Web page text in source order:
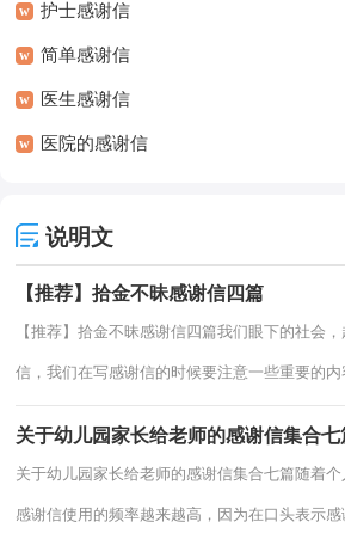
w 护士感谢信
w 简单感谢信
w 医生感谢信
w 医院的感谢信
说明文
【推荐】拾金不昧感谢信四篇
【推荐】拾金不昧感谢信四篇我们眼下的社会
信，我们在写感谢信的时候要注意一些重要的
关于幼儿园家长给老师的感谢信集合七
关于幼儿园家长给老师的感谢信集合七篇随着个
感谢信使用的频率越来越高，因为在口头表示